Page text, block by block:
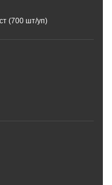
(700 шт/уп)